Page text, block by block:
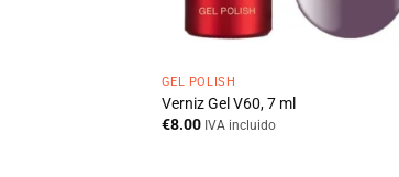
GEL POLISH
Verniz Gel V60, 7 ml
€8.00 IVA incluido